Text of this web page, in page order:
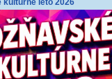
kultúrne leto 2026